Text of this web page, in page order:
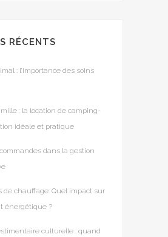
RÉCENTS
: l’importance des soins
: la location de camping-
idéale et pratique
dans la gestion
de chauffage: Quel impact sur
énergétique ?
culturelle : quand